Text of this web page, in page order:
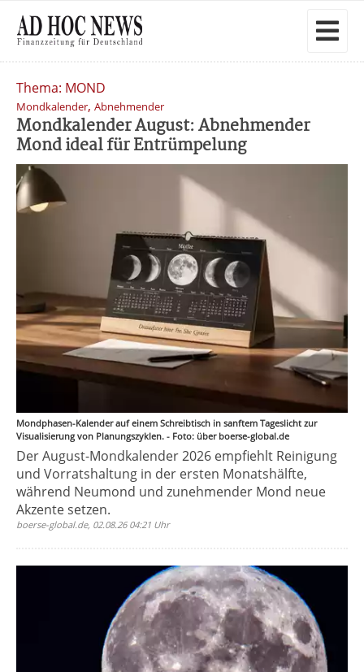
Thema: MOND
Mondkalender, Abnehmender
Mondkalender August: Abnehmender
Mond ideal für Entrümpelung
Mondphasen-Kalender auf einem Schreibtisch in sanftem Tageslicht zur
Visualisierung von Planungszyklen. - Foto: über boerse-global.de
Der August-Mondkalender 2026 empfiehlt Reinigung
und Vorratshaltung in der ersten Monatshälfte,
während Neumond und zunehmender Mond neue
Akzente setzen.
boerse-global.de, 02.08.26 04:21 Uhr